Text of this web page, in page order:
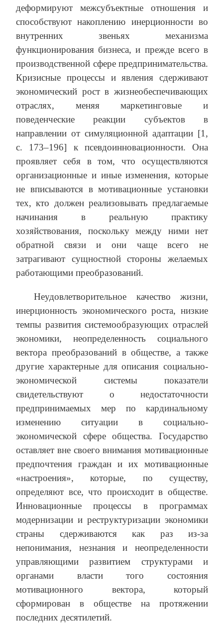
деформируют межсубъектные отношения и
способствуют накоплению инерционности во
внутренних звеньях механизма
функционирования бизнеса, и прежде всего в
производственной сфере предпринимательства.
Кризисные процессы и явления сдерживают
экономический рост в жизнеобеспечивающих
отраслях, меняя маркетинговые и
поведенческие реакции субъектов в
направлении от симуляционной адаптации [1,
c. 173–196] к псевдоинновационности. Она
проявляет себя в том, что осуществляются
организационные и иные изменения, которые
не вписываются в мотивационные установки
тех, кто должен реализовывать предлагаемые
начинания в реальную практику
хозяйствования, поскольку между ними нет
обратной связи и они чаще всего не
затрагивают сущностной стороны желаемых
работающими преобразований.
Неудовлетворительное качество жизни,
инерционность экономического роста, низкие
темпы развития системообразующих отраслей
экономики, неопределенность социального
вектора преобразований в обществе, а также
другие характерные для описания социально-
экономической системы показатели
свидетельствуют о недостаточности
предпринимаемых мер по кардинальному
изменению ситуации в социально-
экономической сфере общества. Государство
оставляет вне своего внимания мотивационные
предпочтения граждан и их мотивационные
«настроения», которые, по существу,
определяют все, что происходит в обществе.
Инновационные процессы в программах
модернизации и реструктуризации экономики
страны сдерживаются как раз из-за
непонимания, незнания и неопределенности
управляющими развитием структурами и
органами власти того состояния
мотивационного вектора, который
сформирован в обществе на протяжении
последних десятилетий.